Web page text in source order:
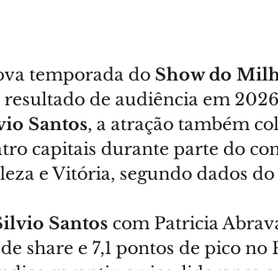
temporada do Show do
de audiência em
Santos, a atração também
capitais durante parte do
e Vitória, segundo dados
Santos com Patricia
de share e 7,1 pontos de pico